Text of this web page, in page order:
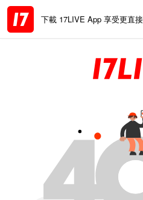
下載 17LIVE App 享受更直